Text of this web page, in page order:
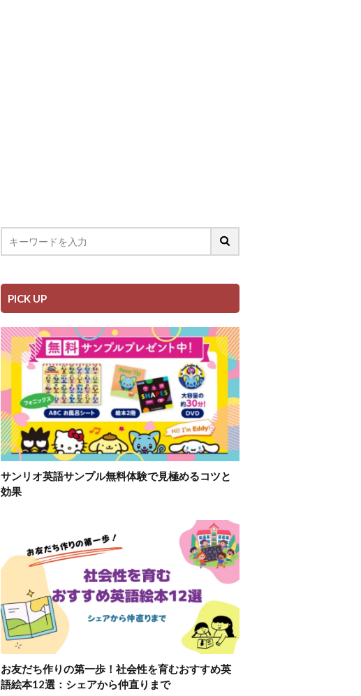
PICK UP
サンリオ英語サンプル無料体験で見極めるコツと
効果
お友だち作りの第一歩！社会性を育むおすすめ英
語絵本12選：シェアから仲直りまで